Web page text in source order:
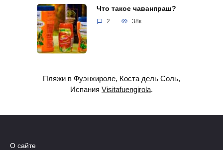
Что такое чаванпраш?
2 38к.
Пляжи в Фуэнхироле, Коста дель Соль,
Испания Visitafuengirola.
О сайте